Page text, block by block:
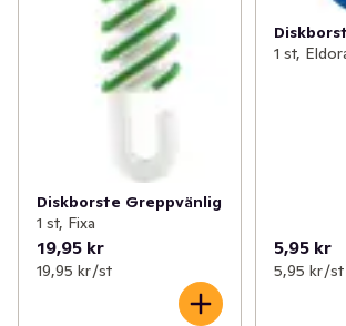
Diskborste Greppvänlig
1 st, Fixa
19,95 kr
19,95 kr /st
1 st,
5,95 kr
5,95 kr /st